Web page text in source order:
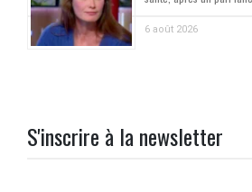
6 août 2026
S'inscrire à la newsletter